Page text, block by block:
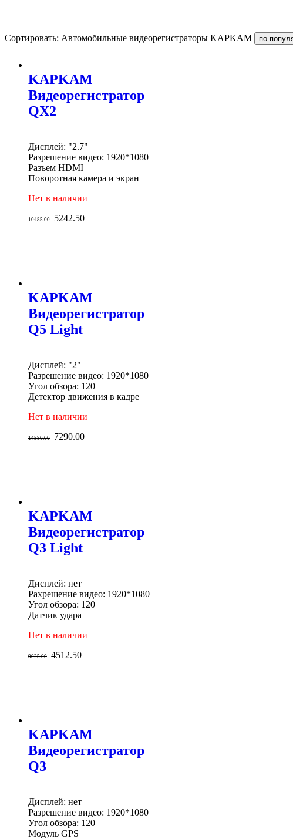
Сортировать: Автомобильные видеорегистраторы KAPKAM
KAPKAM
Видеорегистратор
QX2
Дисплей: "2.7"
Разрешение видео: 1920*1080
Разъем HDMI
Поворотная камера и экран
Нет в наличии
10485.00 5242.50
KAPKAM
Видеорегистратор
Q5 Light
Дисплей: "2"
Разрешение видео: 1920*1080
Угол обзора: 120
Детектор движения в кадре
Нет в наличии
14580.00 7290.00
KAPKAM
Видеорегистратор
Q3 Light
Дисплей: нет
Рахрешение видео: 1920*1080
Угол обзора: 120
Датчик удара
Нет в наличии
9025.00 4512.50
KAPKAM
Видеорегистратор
Q3
Дисплей: нет
Разрешение видео: 1920*1080
Угол обзора: 120
Модуль GPS